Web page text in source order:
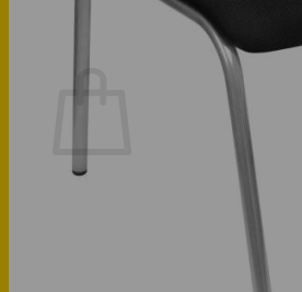
Chưa có sản phẩm trong giỏ hàng.